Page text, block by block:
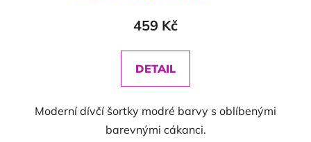
459 Kč
DETAIL
Moderní dívčí šortky modré barvy s oblíbenými
barevnými cákanci.